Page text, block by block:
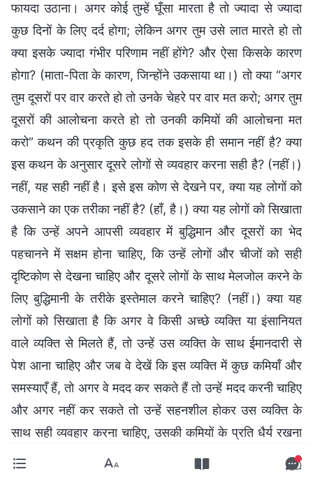
फायदा उठाना। अगर कोई तुम्हें घूँसा मारता है तो ज्यादा से ज्यादा
कुछ दिनों के लिए दर्द होगा; लेकिन अगर तुम उसे लात मारते हो तो
क्या इसके ज्यादा गंभीर परिणाम नहीं होंगे? और ऐसा किसके कारण
होगा? (माता-पिता के कारण, जिन्होंने उकसाया था।) तो क्या “अगर
तुम दूसरों पर वार करते हो तो उनके चेहरे पर वार मत करो; अगर तुम
दूसरों की आलोचना करते हो तो उनकी कमियों की आलोचना मत
करो” कथन की प्रकृति कुछ हद तक इसके ही समान नहीं है? क्या
इस कथन के अनुसार दूसरे लोगों से व्यवहार करना सही है? (नहीं।)
नहीं, यह सही नहीं है। इसे इस कोण से देखने पर, क्या यह लोगों को
उकसाने का एक तरीका नहीं है? (हाँ, है।) क्या यह लोगों को सिखाता
है कि उन्हें अपने आपसी व्यवहार में बुद्धिमान और दूसरों का भेद
पहचानने में सक्षम होना चाहिए, कि उन्हें लोगों और चीजों को सही
दृष्टिकोण से देखना चाहिए और दूसरे लोगों के साथ मेलजोल करने के
लिए बुद्धिमानी के तरीके इस्तेमाल करने चाहिए? (नहीं।) क्या यह
लोगों को सिखाता है कि अगर वे किसी अच्छे व्यक्ति या इंसानियत
वाले व्यक्ति से मिलते हैं, तो उन्हें उस व्यक्ति के साथ ईमानदारी से
पेश आना चाहिए और जब वे देखें कि इस व्यक्ति में कुछ कमियाँ और
समस्याएँ हैं, तो अगर वे मदद कर सकते हैं तो उन्हें मदद करनी चाहिए
और अगर नहीं कर सकते तो उन्हें सहनशील होकर उस व्यक्ति के
साथ सही व्यवहार करना चाहिए, उसकी कमियों के प्रति धैर्य रखना
सीखना चाहिए और उसकी ताकतों और अच्छे गुणों से सीखना चाहिए?